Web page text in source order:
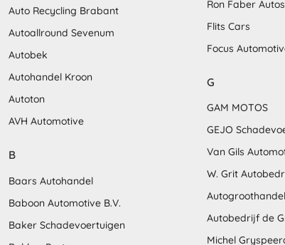
Auto Recycling Brabant
Autoallround Sevenum
Autobek
Autohandel Kroon
Autoton
AVH Automotive
B
Baars Autohandel
Baboon Automotive B.V.
Baker Schadevoertuigen
Ron Faber Autos
Flits Cars
Focus
G
GAM MOTOS
GEJO
Van Gils
W. Grit
Autobedrijf de
Michel